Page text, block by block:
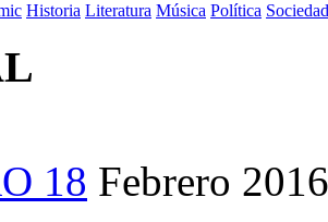
Historia Literatura Música Política Sociedad
18 Febrero 2016